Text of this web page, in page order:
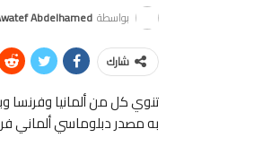
بواسطة Abdelhamed
شارك
تنوي كل من ألمانيا وفرنسا
به مصدر دبلوماسي ألماني